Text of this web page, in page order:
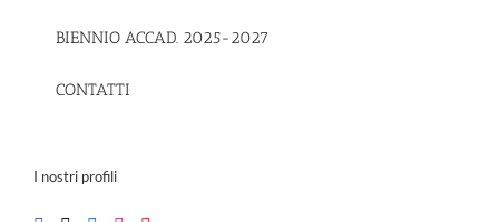
BIENNIO ACCAD. 2025-2027
CONTATTI
I nostri profili